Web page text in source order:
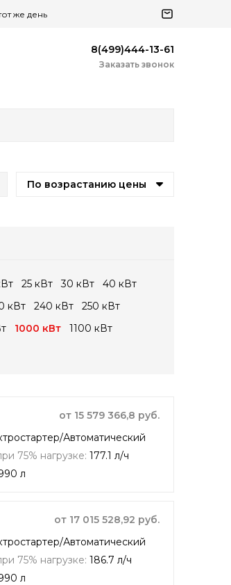
же день
8(499)444-13-61
Заказать звонок
По возрастанию цены
25 кВт 30 кВт
40 кВт
кВт 240 кВт
250 кВт
1000 кВт
1100 кВт
от 15 579 366,8 руб.
Автоматический
75% нагрузке: 177.1 л/ч
л
от 17 015 528,92 руб.
Автоматический
75% нагрузке: 186.7 л/ч
л